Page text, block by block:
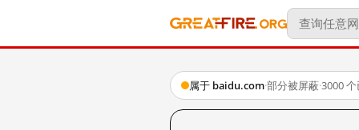
属于 baidu.com·部分被屏蔽·3000